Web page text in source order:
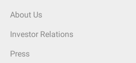
About Us
Investor Relations
Press